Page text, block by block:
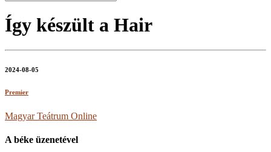
Így készült a Hair
2024-08-05
Premier
Magyar Teátrum Online
A béke üzenetével